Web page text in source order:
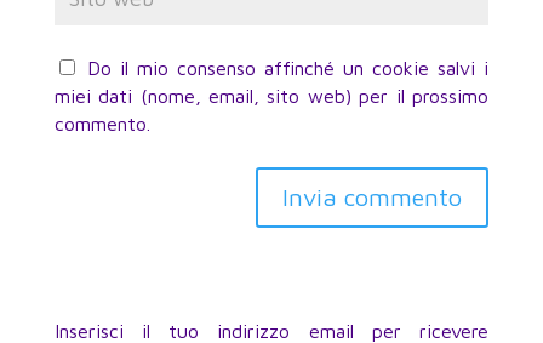
Do il mio consenso affinché un cookie salvi i
miei dati (nome, email, sito web) per il prossimo
commento.
Inserisci il tuo indirizzo email per ricevere